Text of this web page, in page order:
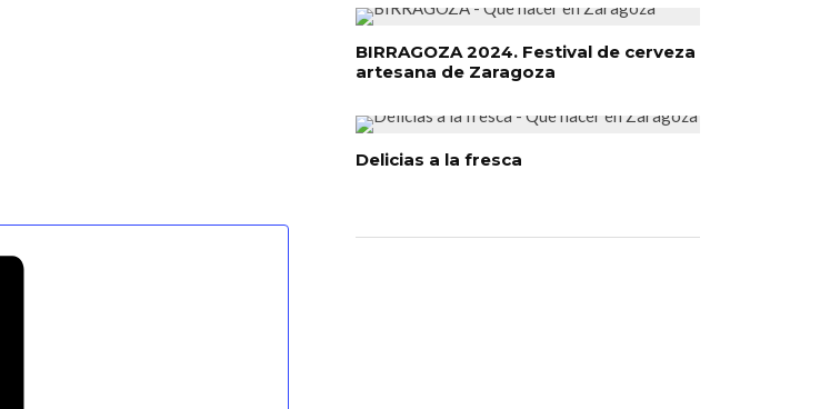
BIRRAGOZA 2024. Festival de cerveza
artesana de Zaragoza
Delicias a la fresca